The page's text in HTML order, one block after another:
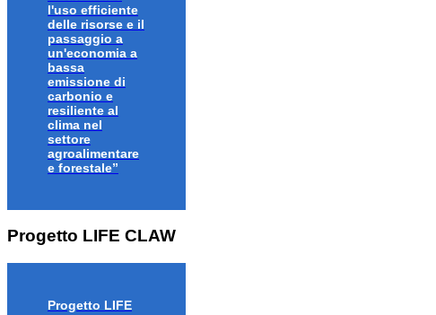
l'uso efficiente
delle risorse e il
passaggio a
un'economia a
bassa
emissione di
carbonio e
resiliente al
clima nel
settore
agroalimentare
e forestale”
Progetto LIFE CLAW
Progetto LIFE